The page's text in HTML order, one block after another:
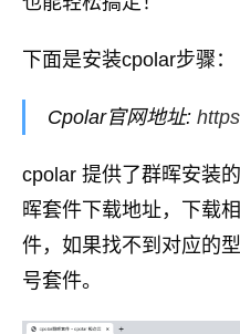
下面是安装cpolar步骤：
Cpolar官网地址:
cpolar 提供了群晖安装
晖套件下载地址，下载
件，如果找不到对应的
号套件。